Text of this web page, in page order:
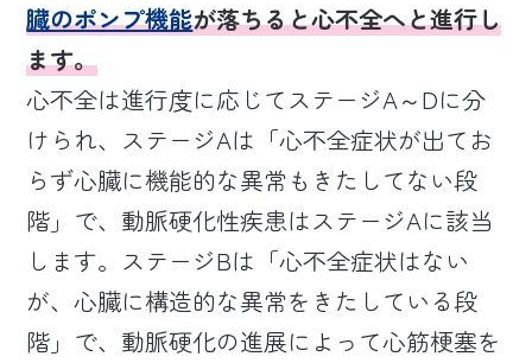
臓のポンプ機能が落ちると心不全へと進行し
ます。
心不全は進行度に応じてステージA～Dに分
けられ、ステージAは「心不全症状が出てお
らず心臓に機能的な異常もきたしてない段
階」で、動脈硬化性疾患はステージAに該当
します。ステージBは「心不全症状はない
が、心臓に構造的な異常をきたしている段
階」で、動脈硬化の進展によって心筋梗塞を